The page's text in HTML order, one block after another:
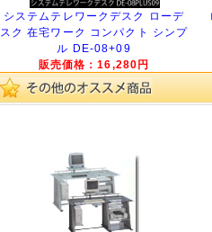
システムテレワークデスク ローデ
スク 在宅ワーク コンパクト シンプ
ル DE-08+09
販売価格：16,280円